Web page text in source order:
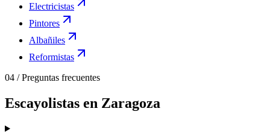
Electricistas
Pintores
Albañiles
Reformistas
04 /Preguntas frecuentes
Escayolistas en Zaragoza